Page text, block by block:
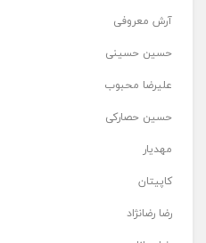
آرش معروفی
حسین حسینی
علیرضا محبوب
حسین حصارکی
مهدیار
کاپیتان
رضا رضانژاد